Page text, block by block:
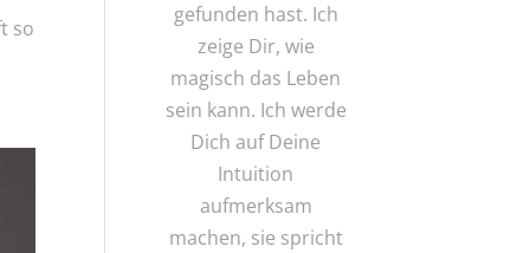
so
gefunden hast. Ich
zeige Dir, wie
magisch das Leben
sein kann. Ich werde
Dich auf Deine
Intuition
aufmerksam
machen, sie spricht